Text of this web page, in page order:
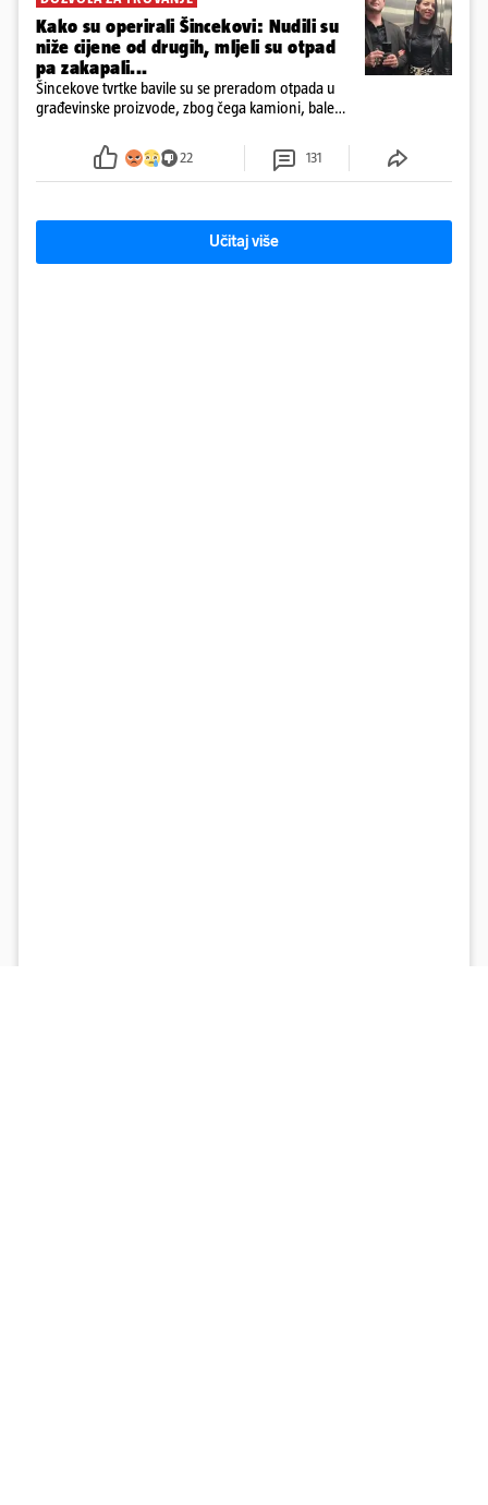
Kako su operirali Šincekovi: Nudili su
niže cijene od drugih, mljeli su otpad
pa zakapali...
Šincekove tvrtke bavile su se preradom otpada u
građevinske proizvode, zbog čega kamioni, bale
22 131
Učitaj više